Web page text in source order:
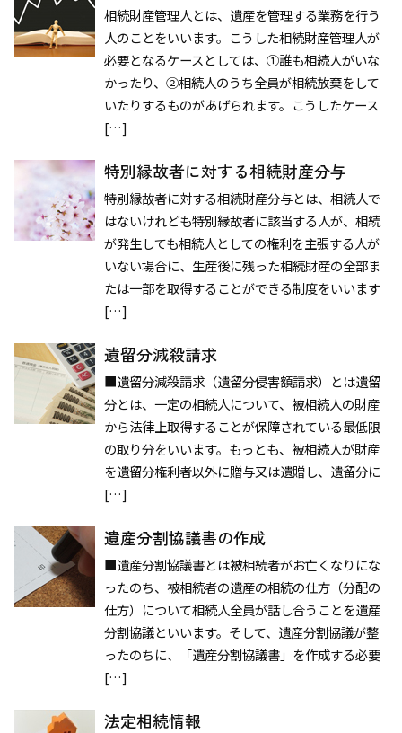
相続財産管理人とは、遺産を管理する業務を行う
人のことをいいます。こうした相続財産管理人が
必要となるケースとしては、①誰も相続人がいな
かったり、②相続人のうち全員が相続放棄をして
いたりするものがあげられます。こうしたケース
[…]
特別縁故者に対する相続財産分与
特別縁故者に対する相続財産分与とは、相続人で
はないけれども特別縁故者に該当する人が、相続
が発生しても相続人としての権利を主張する人が
いない場合に、生産後に残った相続財産の全部ま
たは一部を取得することができる制度をいいます
[…]
遺留分減殺請求
■遺留分減殺請求（遺留分侵害額請求）とは遺留
分とは、一定の相続人について、被相続人の財産
から法律上取得することが保障されている最低限
の取り分をいいます。もっとも、被相続人が財産
を遺留分権利者以外に贈与又は遺贈し、遺留分に
[…]
遺産分割協議書の作成
■遺産分割協議書とは被相続者がお亡くなりにな
ったのち、被相続者の遺産の相続の仕方（分配の
仕方）について相続人全員が話し合うことを遺産
分割協議といいます。そして、遺産分割協議が整
ったのちに、「遺産分割協議書」を作成する必要
[…]
法定相続情報